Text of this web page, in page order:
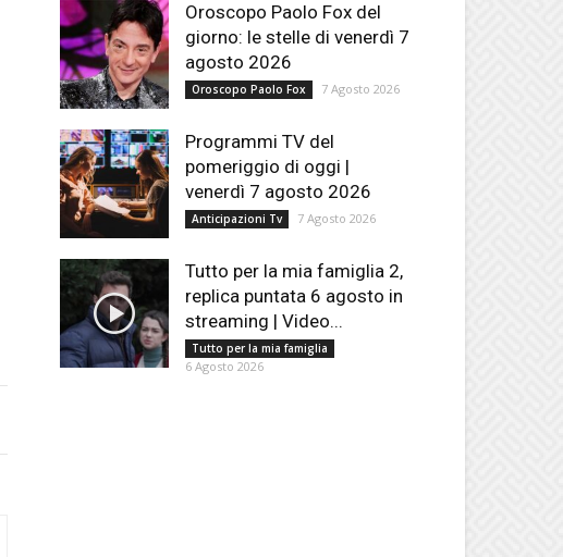
Oroscopo Paolo Fox del
giorno: le stelle di venerdì 7
agosto 2026
Oroscopo Paolo Fox 7 Agosto 2026
Programmi TV del
pomeriggio di oggi |
venerdì 7 agosto 2026
Anticipazioni Tv 7 Agosto 2026
Tutto per la mia famiglia 2,
replica puntata 6 agosto in
streaming | Video...
Tutto per la mia famiglia
6 Agosto 2026